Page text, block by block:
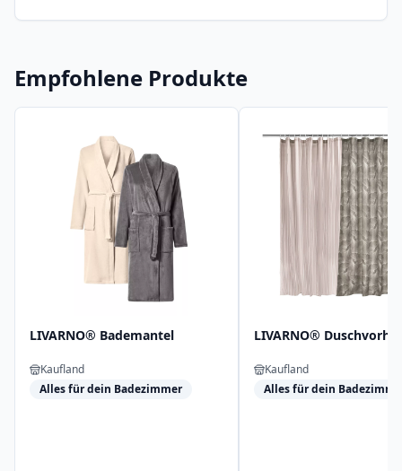
Empfohlene Produkte
LIVARNO® Bademantel
Kaufland
Alles für dein Badezimmer
LIVARNO®
Kaufland
Alles für dein